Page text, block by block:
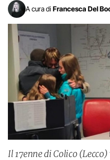
A cura di Francesca Del
Il 17enne di Colico